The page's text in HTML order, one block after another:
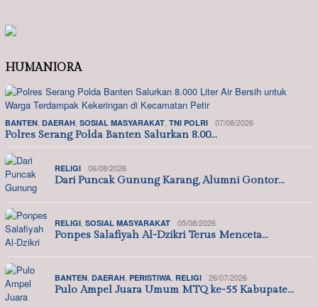
HUMANIORA
BANTEN DAERAH SOSIAL MASYARAKAT TNI POLRI 07/08/2026
Polres Serang Polda Banten Salurkan 8.00…
RELIGI 06/08/2026
Dari Puncak Gunung Karang, Alumni Gontor…
RELIGI SOSIAL MASYARAKAT 05/08/2026
Ponpes Salafiyah Al-Dzikri Terus Menceta…
BANTEN DAERAH PERISTIWA RELIGI 26/07/2026
Pulo Ampel Juara Umum MTQ ke-55 Kabupate…